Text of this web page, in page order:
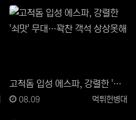
고척돔 입성 에스파, 강렬한 '쇠맛' 무대…"꽉찬 객석…
등록자
먹튀헌병대
등록일
08.09